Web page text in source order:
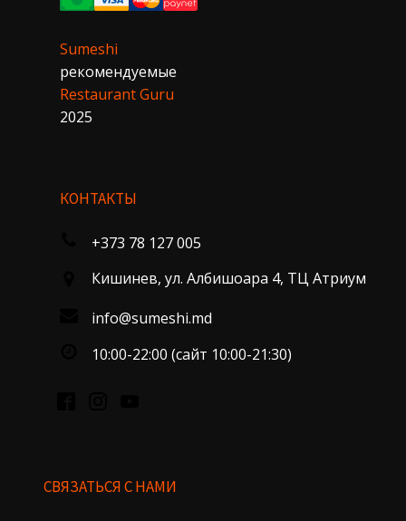
Sumeshi
рекомендуемые
Restaurant Guru
2025
КОНТАКТЫ
+373 78 127 005
Кишинев, ул. Албишоара 4, ТЦ Атриум
info@sumeshi.md
10:00-22:00 (сайт 10:00-21:30)
СВЯЗАТЬСЯ С НАМИ